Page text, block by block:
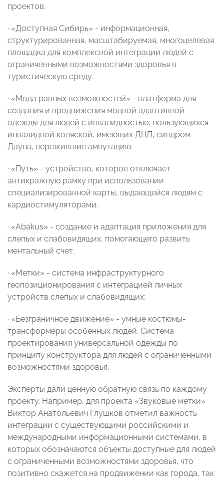
проектов:
· «Доступная Сибирь» - информационная,
структурированная, масштабируемая, многоцелевая
площадка для комплексной интеграции людей с
ограниченными возможностями здоровья в
туристическую среду.
· «Мода равных возможностей» - платформа для
создания и продвижения модной адаптивной
одежды для людей с инвалидностью, пользующихся
инвалидной коляской, имеющих ДЦП, синдром
Дауна, пережившие ампутацию.
· «Путь» - устройство, которое отключает
антикражную рамку при использовании
специализированной карты, выдающейся людям с
кардиостимуляторами.
· «Abakus» - создание и адаптация приложения для
слепых и слабовидящих, помогающего развить
ментальный счет.
· «Метки» - система инфраструктурного
геопозиционирования с интеграцией личных
устройств слепых и слабовидящих;
· «Безграничное движение» - умные костюмы-
трансформеры особенных людей. Система
проектирования универсальной одежды по
принципу конструктора для людей с ограниченными
возможностями здоровья.
Эксперты дали ценную обратную связь по каждому
проекту. Например, для проекта «Звуковые метки»
Виктор Анатольевич Глушков отметил важность
интеграции с существующими российскими и
международными информационными системами, в
которых обозначаются объекты доступные для людей
с ограниченными возможностями здоровья, что
позитивно скажется на продвижении как города, так